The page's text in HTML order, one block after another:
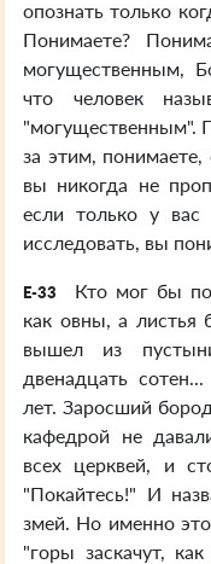
опознать только
Понимаете?
могущественным,
что человек
"могущественным".
за этим,
вы никогда не
если только у
исследовать, вы
E-33
Кто мог бы
как овны, а листья
вышел из
двенадцать
лет. Заросший
кафедрой не
всех церквей, и
"Покайтесь!" И
змей. Но именно
"горы заскачут,